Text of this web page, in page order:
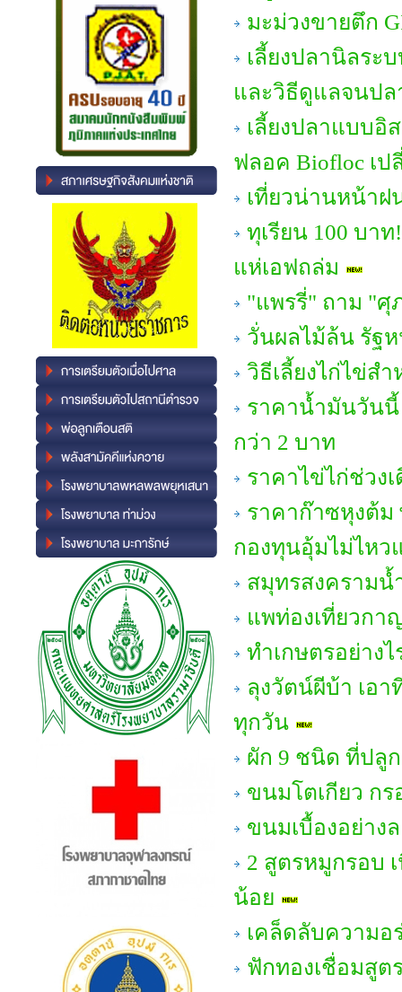
มะม่วงขายตึก
เลี้ยงปลานิลระ
และวิธีดูแลจนปล
เลี้ยงปลาแบบอิ
ฟลอค Biofloc เ
เที่ยวน่านหน้า
ทุเรียน 100 บา
แห่เอฟถล่ม
"แพรรี่" ถาม "ศุ
วั่นผลไม้ล้น รัฐ
วิธีเลี้ยงไก่ไข่ส
ราคาน้ำมันวันนี้
กว่า 2 บาท
ราคาไข่ไก่ช่วง
ราคาก๊าซหุงต้ม
กองทุนอุ้มไม่ไหว
สมุทรสงคราม
แพท่องเที่ยวกา
ทำเกษตรอย่าง
ลุงวัตน์ผีบ้า เอ
ทุกวัน
ผัก 9 ชนิด ที่ปลูก
ขนมโตเกียว ก
ขนมเบื้องอย่าง
2 สูตรหมูกรอบ
น้อย
เคล็ดลับความอ
ฟักทองเชื่อมสูต